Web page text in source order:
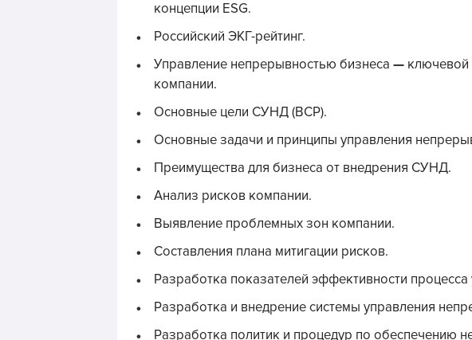
концепции ESG.
Российский ЭКГ-рейтинг.
Управление непрерывностью бизнеса — ключевой
компании.
Основные цели СУНД (BCP).
Основные задачи и принципы управления
Преимущества для бизнеса от внедрения СУНД.
Анализ рисков компании.
Выявление проблемных зон компании.
Составления плана митигации рисков.
Разработка показателей эффективности
Разработка и внедрение системы управления
Разработка политик и процедур по обеспечению